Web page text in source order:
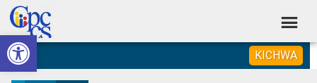
Abrir barra de herramientas
Skip
to
primary
navigation
Skip
to
main
content
Skip
to
primary
sidebar
Skip
to
footer
Consejo
de
Construyendo
Poder
KICHWA